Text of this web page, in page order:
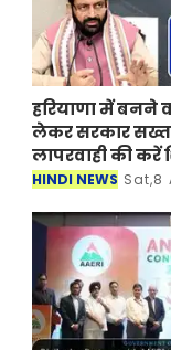
हरियाणा में बनने
लेकर सरकार सख्त
लापरवाही की करें
कार्रवाई
HINDI NEWS Sat,8